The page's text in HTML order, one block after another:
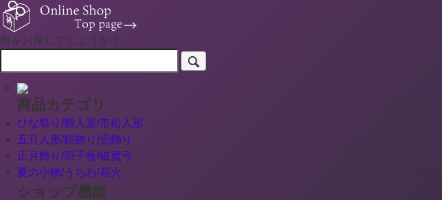
何をお探しでしょうか？
商品カテゴリ
ひな祭り/雛人形/市松人形
五月人形/鎧飾り/兜飾り
正月飾り/羽子板/破魔弓
夏の小物/うちわ/花火
ショップ機能